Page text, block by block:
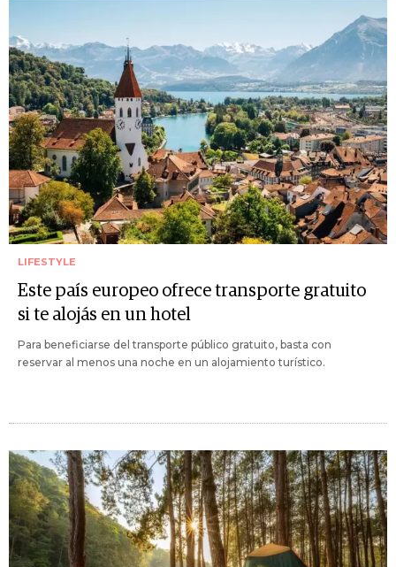
LIFESTYLE
Este país europeo ofrece transporte gratuito
si te alojás en un hotel
Para beneficiarse del transporte público gratuito, basta con
reservar al menos una noche en un alojamiento turístico.